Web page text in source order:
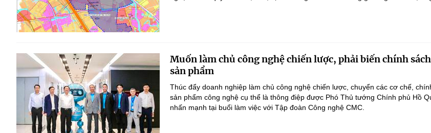
Muốn làm chủ công nghệ chiến lược, phải biến chính
sản phẩm
Thúc đẩy doanh nghiệp làm chủ công nghệ chiến lược, chuyển các cơ chế,
sản phẩm công nghệ cụ thể là thông điệp được Phó Thủ tướng Chính phủ Hồ
nhấn mạnh tại buổi làm việc với Tập đoàn Công nghệ CMC.